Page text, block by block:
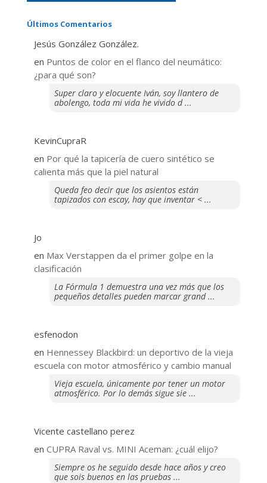
Últimos Comentarios
Jesús González González.
en Puntos de color en el flanco del neumático:
¿para qué son?
Super claro y elocuente Iván, soy llantero de
abolengo, toda mi vida he vivido d ...
KevinCupraR
en Por qué la tapicería de cuero sintético se
calienta más que la piel natural
Queda feo decir que los asientos están
tapizados con escay, hay que inventar < ...
Jo
en Max Verstappen da el primer golpe en la
clasificación
La Fórmula 1 demuestra una vez más que los
pequeños detalles pueden marcar grand ...
esfenodon
en Hennessey Blackbird: un deportivo de la vieja
escuela con motor atmosférico y cambio manual
Vieja escuela, únicamente por tener un motor
atmosférico. Por lo demás sigue sie ...
Vicente castellano perez
en CUPRA Raval vs. MINI Aceman: ¿cuál elijo?
Siempre os he seguido desde hace años y creo
que sois buenos en las pruebas ...